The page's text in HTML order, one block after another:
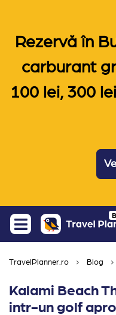
Rezervă în
carburant
100 lei, 300
Skip
content
TravelPlanner.ro Blog
Kalami Beach
intr-un golf